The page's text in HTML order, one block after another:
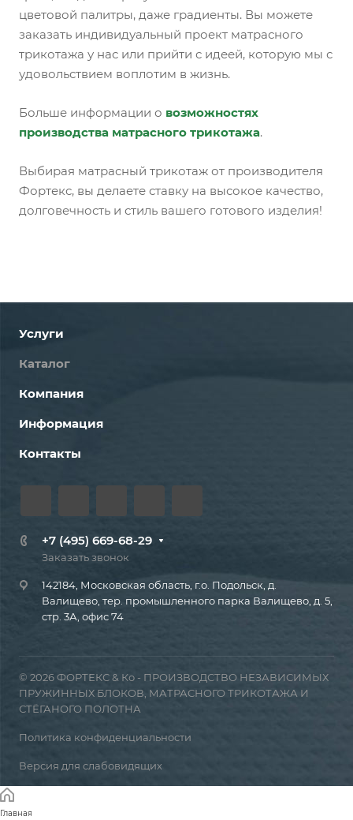
цветовой палитры, даже градиенты. Вы можете
заказать индивидуальный проект матрасного
трикотажа у нас или прийти с идеей, которую мы с
удовольствием воплотим в жизнь.
Больше информации о возможностях
производства матрасного трикотажа.
Выбирая матрасный трикотаж от производителя
Фортекс, вы делаете ставку на высокое качество,
долговечность и стиль вашего готового изделия!
Услуги
Каталог
Компания
Информация
Контакты
+7 (495) 669-68-29
Заказать звонок
142184, Московская область, г.о. Подольск, д.
Валищево, тер. промышленного парка Валищево, д. 5,
стр. 3А, офис 74
© 2026 ФОРТЕКС & Ко - ПРОИЗВОДСТВО НЕЗАВИСИМЫХ
ПРУЖИННЫХ БЛОКОВ, МАТРАСНОГО ТРИКОТАЖА И
СТЁГАНОГО ПОЛОТНА
Политика конфиденциальности
Версия для слабовидящих
Главная